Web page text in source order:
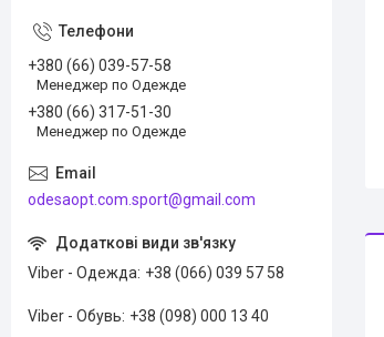
+380 (66) 039-57-58
Менеджер по Одежде
+380 (66) 317-51-30
Менеджер по Одежде
odesaopt.com.sport@gmail.com
Viber - Одежда +38 (066) 039 57 58
Viber - Обувь +38 (098) 000 13 40